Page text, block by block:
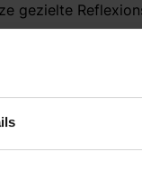
gezielte
war –
hör